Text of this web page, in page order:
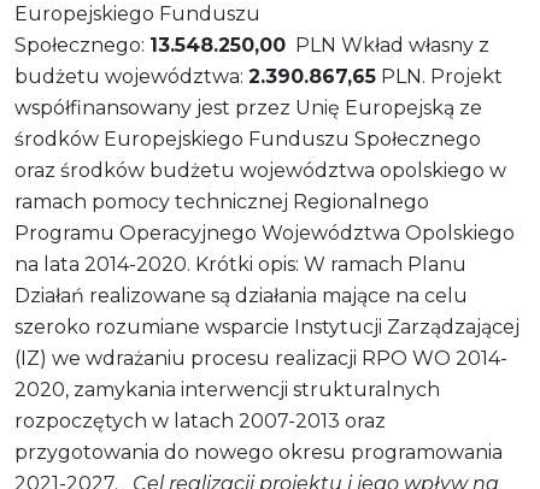
Europejskiego Funduszu
Społecznego: 13.548.250,00 PLN Wkład własny z
budżetu województwa: 2.390.867,65 PLN. Projekt
współfinansowany jest przez Unię Europejską ze
środków Europejskiego Funduszu Społecznego
oraz środków budżetu województwa opolskiego w
ramach pomocy technicznej Regionalnego
Programu Operacyjnego Województwa Opolskiego
na lata 2014-2020. Krótki opis: W ramach Planu
Działań realizowane są działania mające na celu
szeroko rozumiane wsparcie Instytucji Zarządzającej
(IZ) we wdrażaniu procesu realizacji RPO WO 2014-
2020, zamykania interwencji strukturalnych
rozpoczętych w latach 2007-2013 oraz
przygotowania do nowego okresu programowania
2021-2027.
Cel realizacji projektu i jego wpływ na